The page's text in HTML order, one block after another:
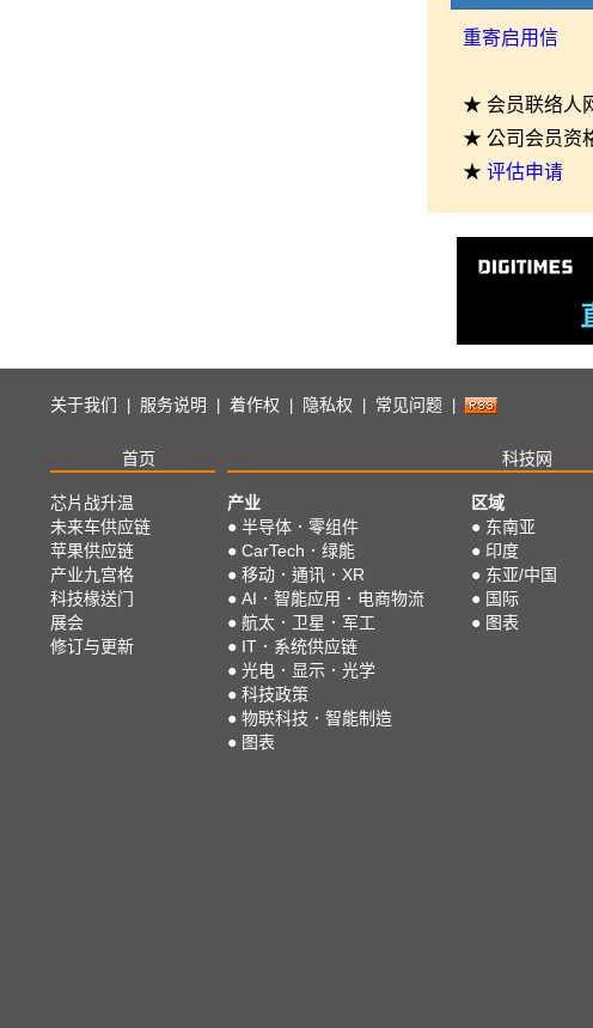
重寄启用信
★ 会员联络人
★ 公司会员资
★ 评估申请
关于我们 服务说明 着作权 隐私权 常见问题
首页 科技网
芯片战升温
未来车供应链
苹果供应链
产业九宫格
科技椽送门
展会
修订与更新
产业
● 半导体．零组件
● CarTech．绿能
● 移动．通讯．XR
● AI．智能应用．电商物流
● 航太．卫星．军工
● IT．系统供应链
● 光电．显示．光学
● 科技政策
● 物联科技．智能制造
● 图表
区域
● 东南亚
● 印度
● 东亚/中国
● 国际
● 图表